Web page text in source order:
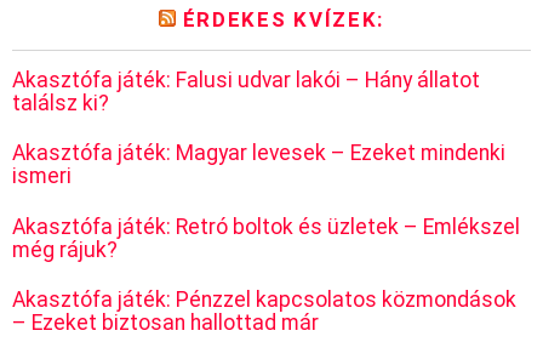
ÉRDEKES KVÍZEK:
Akasztófa játék: Falusi udvar lakói – Hány állatot
találsz ki?
Akasztófa játék: Magyar levesek – Ezeket mindenki
ismeri
Akasztófa játék: Retró boltok és üzletek – Emlékszel
még rájuk?
Akasztófa játék: Pénzzel kapcsolatos közmondások
– Ezeket biztosan hallottad már